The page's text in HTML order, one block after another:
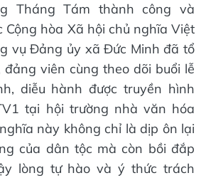
Tháng Tám thành công và
Cộng hòa Xã hội chủ nghĩa Việt
vụ Đảng ủy xã Đức Minh đã tổ
đảng viên cùng theo dõi buổi lễ
diễu hành được truyền hình
tại hội trường nhà văn hóa
này không chỉ là dịp ôn lại
của dân tộc mà còn bồi đắp
lòng tự hào và ý thức trách